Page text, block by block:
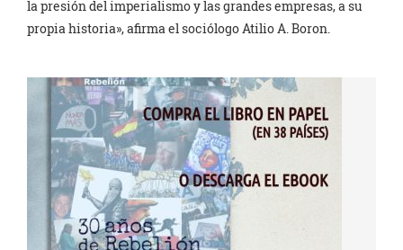
la presión del imperialismo y las grandes empresas, a su
propia historia», afirma el sociólogo Atilio A. Boron.